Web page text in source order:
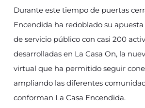
Durante este tiempo de puertas
Encendida ha redoblado su
de servicio público con casi 200
desarrolladas en La Casa On, la
virtual que ha permitido seguir
ampliando las diferentes
conforman La Casa Encendida.